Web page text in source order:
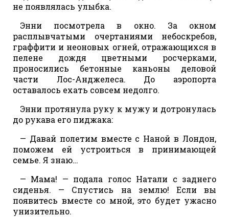
не появлялась улыбка.
Энни посмотрела в окно. За окном
расплывчатыми очертаниями небоскребов,
граффити и неоновых огней, отражающихся в
пелене дождя цветными росчерками,
проносились бетонные каньоны деловой
части Лос-Анджелеса. До аэропорта
оставалось ехать совсем недолго.
Энни протянула руку к мужу и дотронулась
до рукава его пиджака:
— Давай полетим вместе с Наной в Лондон,
поможем ей устроиться в принимающей
семье. Я знаю…
— Мама! — подала голос Натали с заднего
сиденья. — Спустись на землю! Если вы
появитесь вместе со мной, это будет ужасно
унизительно.